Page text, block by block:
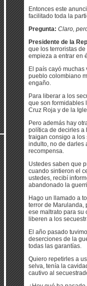
Entonces este
facilitado toda la
Pregunta: Claro,
Presidente de la
que los terroristas
empieza a entrar en
El país cayó
pueblo colombiano
engaño.
Para liberar a los
que son formidables
Cruz Roja y de la
Pero además hay
política de decirles a
traigan consigo a los
indulto, no de darles
recompensa.
Ustedes saben que
cuando sintieron el
ustedes, recibí
abandonado la
Hago un llamado a
terror de Marulanda,
ese maltrato para su
liberen a los
El año pasado
deserciones de la
todas las garantías.
Quiero repetirles a
selva, tenía la
cautivo al